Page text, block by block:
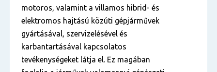
motoros, valamint a villamos hibrid- és
elektromos hajtású közúti gépjárművek
gyártásával, szervizelésével és
karbantartásával kapcsolatos
tevékenységeket látja el. Ez magában